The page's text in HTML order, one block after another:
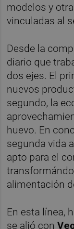
modelos y
vinculadas al
Desde la
diario que
dos ejes. El
nuevos
segundo, la
huevo. En
segunda vida
apto para el
alimentación
En esta línea,
se alió con